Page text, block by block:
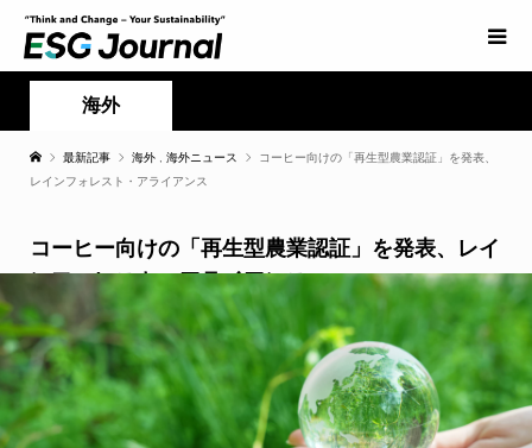
海外
最新記事 海外 海外ニュース
コーヒー向けの「再生型農業認証」を発表、
レインフォレスト・アライアンス
コーヒー向けの「再生型農業認証」を発表、レイ
ンフォレスト・アライアンス